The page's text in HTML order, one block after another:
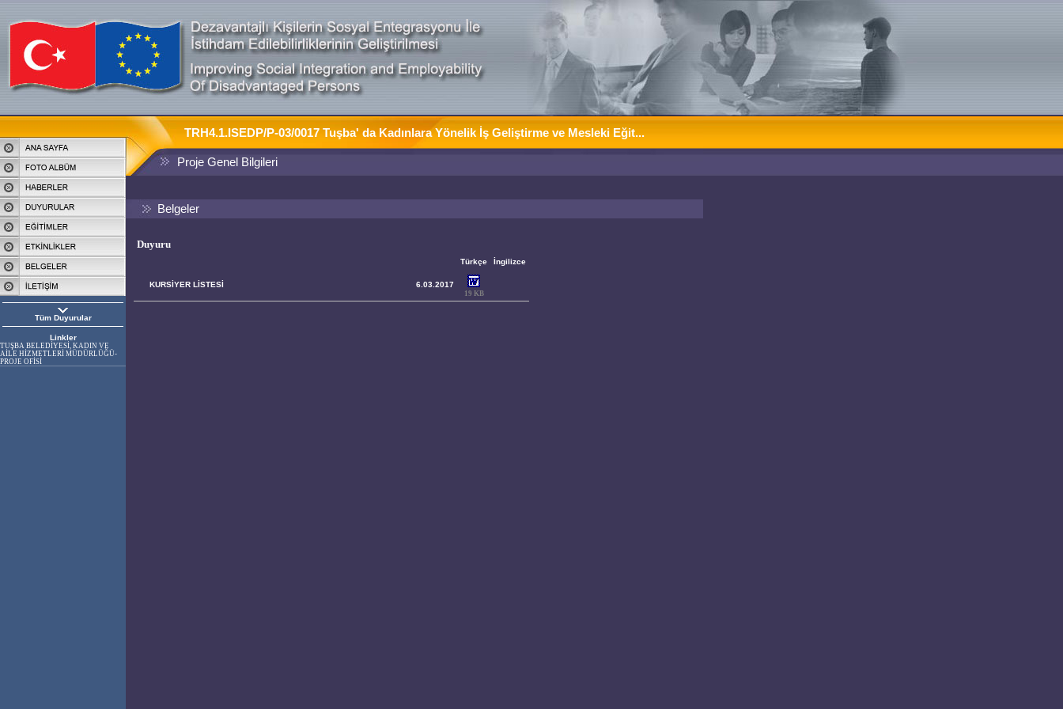
Tüm Duyurular
Linkler
TUŞBA BELEDİYESİ, KADIN VE
AİLE HİZMETLERİ MÜDÜRLÜĞÜ-
PROJE OFİSİ
TRH4.1.ISEDP/P-03/0017 Tuşba' da Kadınlara Yönelik İş Geliştirme ve Mesleki Eğit...
Proje Genel Bilgileri
Belgeler
Duyuru
Türkçe İngilizce
KURSİYER LİSTESİ 6.03.2017
19 KB